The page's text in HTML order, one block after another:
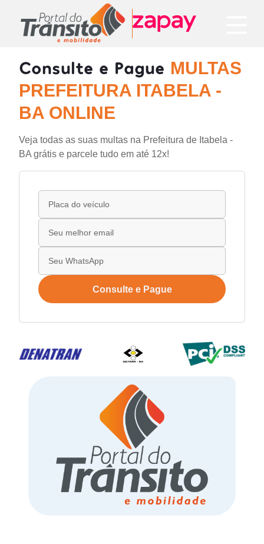
Consulte e Pague MULTAS
PREFEITURA ITABELA -
BA ONLINE
Veja todas as suas multas na Prefeitura de Itabela -
BA grátis e parcele tudo em até 12x!
Consulte e Pague